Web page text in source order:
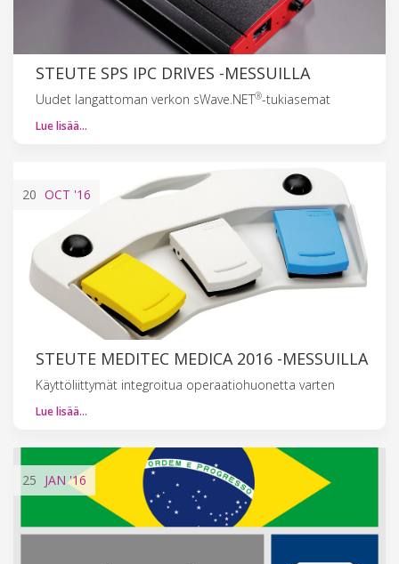
STEUTE SPS IPC DRIVES -MESSUILLA
Uudet langattoman verkon sWave.NET®-tukiasemat
Lue lisää…
20 OCT '16
STEUTE MEDITEC MEDICA 2016 -MESSUILLA
Käyttöliittymät integroitua operaatiohuonetta varten
Lue lisää…
25 JAN'16